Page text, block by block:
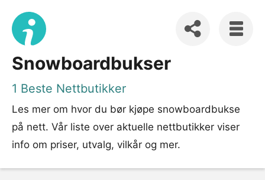
Snowboardbukser
1 Beste Nettbutikker
Les mer om hvor du bør kjøpe snowboardbukse
på nett. Vår liste over aktuelle nettbutikker viser
info om priser, utvalg, vilkår og mer.